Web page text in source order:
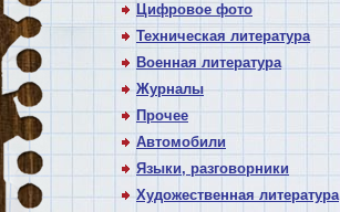
Цифровое фото
Техническая литература
Военная литература
Журналы
Прочее
Автомобили
Языки, разговорники
Художественная литература